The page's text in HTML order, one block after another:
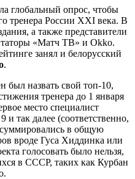
глобальный опрос, чтобы
тренера России XXI века. В
а также представители
«Матч ТВ» и Okko.
занял и белорусский
.
был назвать свой топ-10,
тренера до 1 января
место специалист
и так далее (соответственно,
в общую
вроде Гуса Хиддинка или
голосовать было нельзя,
в СССР, таких как Курбан